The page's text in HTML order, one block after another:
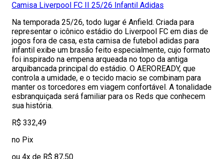
Camisa Liverpool FC II 25/26 Infantil Adidas
Na temporada 25/26, todo lugar é Anfield. Criada para
representar o icônico estádio do Liverpool FC em dias de
jogos fora de casa, esta camisa de futebol adidas para
infantil exibe um brasão feito especialmente, cujo formato
foi inspirado na empena arqueada no topo da antiga
arquibancada principal do estádio. O AEROREADY, que
controla a umidade, e o tecido macio se combinam para
manter os torcedores em viagem confortável. A tonalidade
esbranquiçada será familiar para os Reds que conhecem
sua história.
R$ 332,49
no Pix
ou 4x de R$ 87,50